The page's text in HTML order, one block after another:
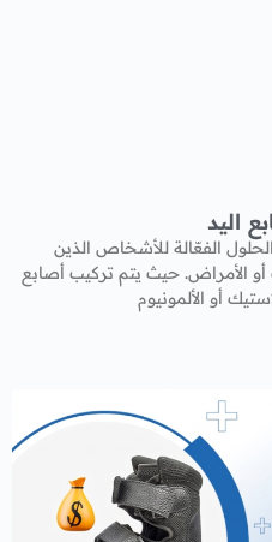
اليد
الفعّالة للأشخاص الذين
أو الأمراض. حيث يتم تركيب أصابع
أو الألمونيوم